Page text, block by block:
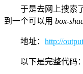
于是去网上搜索
到一个可以用 box-
地址： http://
以下是完整代码：